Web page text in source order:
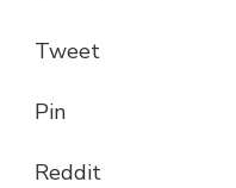
Tweet
Pin
Reddit